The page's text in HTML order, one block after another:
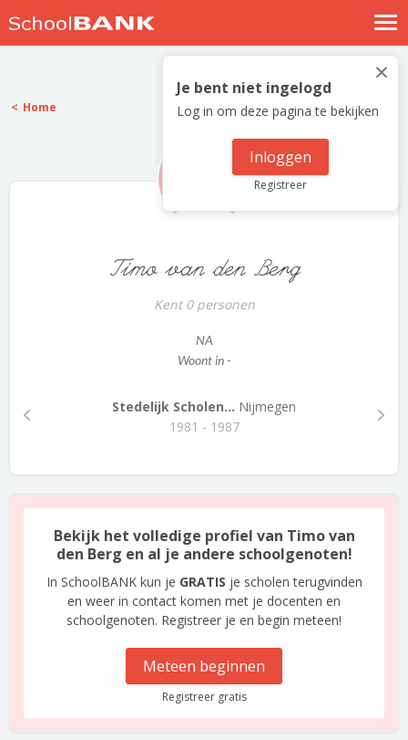
Nostalgische verhalen
Log in
Meld je gratis aan
×
Je bent niet ingelogd
Log in om deze pagina te bekijken
Inloggen
Registreer
Home
Timo van den Berg
Kent 0 personen
NA
Woont in -
Stedelijk Scholen... Nijmegen
1981 - 1987
Bekijk het volledige profiel van Timo van
den Berg en al je andere schoolgenoten!
In SchoolBANK kun je GRATIS je scholen terugvinden
en weer in contact komen met je docenten en
schoolgenoten. Registreer je en begin meteen!
Meteen beginnen
Registreer gratis